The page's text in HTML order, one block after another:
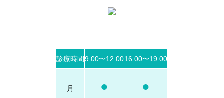
診療時間9:00〜12:0016:00〜19:00
月 ● ●